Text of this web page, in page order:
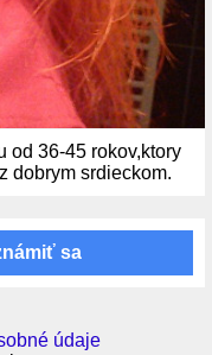
od 36-45 rokov,ktory
dobrym srdieckom.
sa
údaje